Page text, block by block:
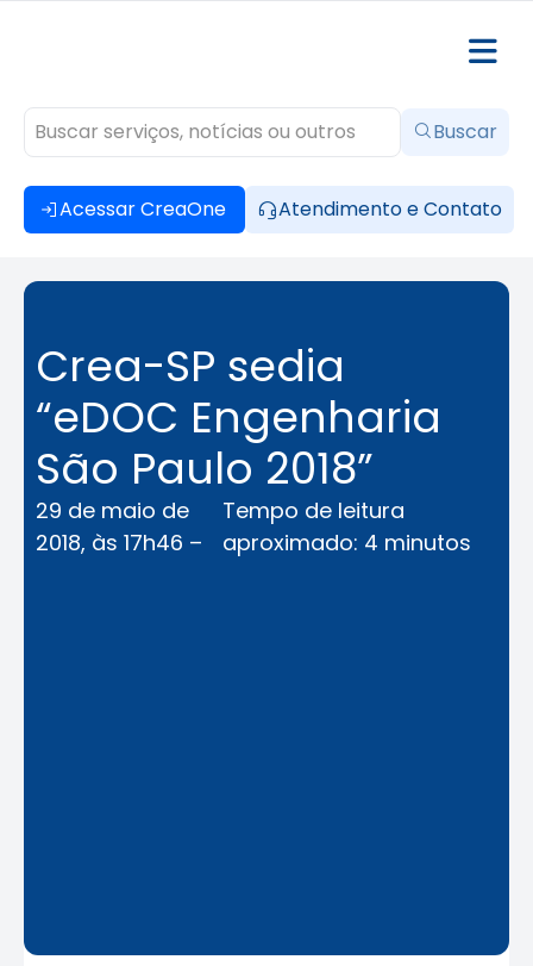
Acessar CreaOne Atendimento e Contato
Buscar
Crea-SP sedia
“eDOC Engenharia
São Paulo 2018”
29 de maio de
2018, às 17h46 –
Tempo de leitura
aproximado: 4 minutos